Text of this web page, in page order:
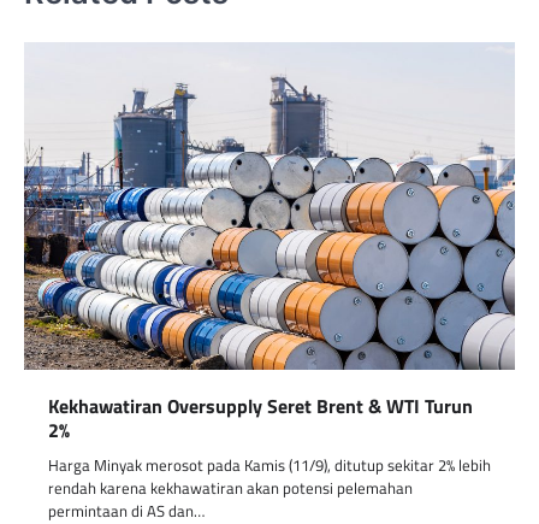
Kekhawatiran Oversupply Seret Brent & WTI Turun
2%
Harga Minyak merosot pada Kamis (11/9), ditutup sekitar 2% lebih
rendah karena kekhawatiran akan potensi pelemahan
permintaan di AS dan…